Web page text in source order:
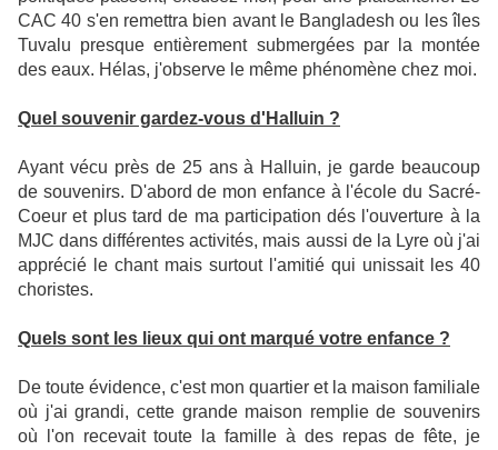
CAC 40 s'en remettra bien avant le Bangladesh ou les îles
Tuvalu presque entièrement submergées par la montée
des eaux. Hélas, j'observe le même phénomène chez moi.
Quel souvenir gardez-vous d'Halluin ?
Ayant vécu près de 25 ans à Halluin, je garde beaucoup
de souvenirs. D'abord de mon enfance à l'école du Sacré-
Coeur et plus tard de ma participation dés l'ouverture à la
MJC dans différentes activités, mais aussi de la Lyre où j'ai
apprécié le chant mais surtout l'amitié qui unissait les 40
choristes.
Quels sont les lieux qui ont marqué votre enfance ?
De toute évidence, c'est mon quartier et la maison familiale
où j'ai grandi, cette grande maison remplie de souvenirs
où l'on recevait toute la famille à des repas de fête, je